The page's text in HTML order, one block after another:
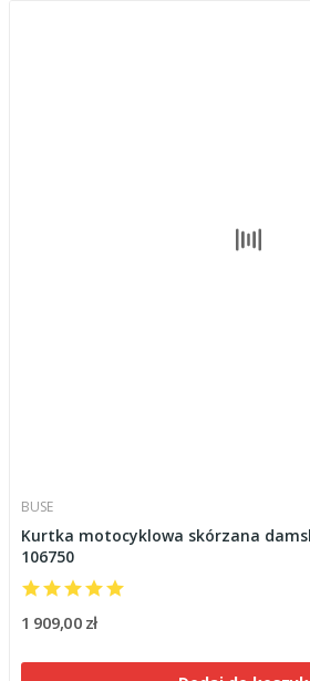
BUSE
Kurtka motocyklowa skórzana
106750
1 909,00 zł